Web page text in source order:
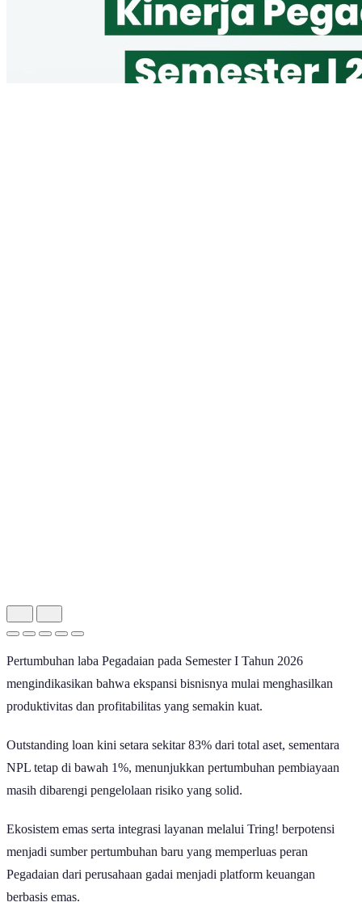
Pertumbuhan laba Pegadaian pada Semester I Tahun 2026
mengindikasikan bahwa ekspansi bisnisnya mulai menghasilkan
produktivitas dan profitabilitas yang semakin kuat.
Outstanding loan kini setara sekitar 83% dari total aset, sementara
NPL tetap di bawah 1%, menunjukkan pertumbuhan pembiayaan
masih dibarengi pengelolaan risiko yang solid.
Ekosistem emas serta integrasi layanan melalui Tring! berpotensi
menjadi sumber pertumbuhan baru yang memperluas peran
Pegadaian dari perusahaan gadai menjadi platform keuangan
berbasis emas.